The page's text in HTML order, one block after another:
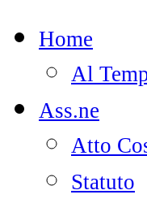
Home
Al
Ass.ne
Atto
Statuto